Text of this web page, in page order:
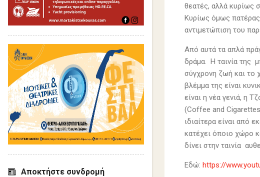
θεατές, αλλά κυρίως
Κυρίως όμως πατέρας
αντιμετώπιση του
Από αυτά τα απλά
δράμα. Η ταινία της
σύγχρονη ζωή και το
βλέμμα της είναι
είναι η νέα γενιά, η
(Coffee and
ιδιαίτερα είναι από
κατέχει όποιο χώρο
δίνει στην ταινία
Εδώ: https://
Αποκτήστε συνδρομή